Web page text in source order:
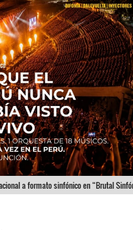
a formato sinfónico en “Brutal